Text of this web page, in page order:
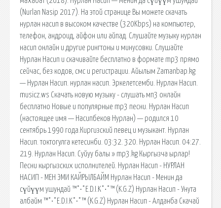
(Nurlan Nasip 2017). На этой странице Вы можете скачать
нурлан насип в высоком качестве (320Kbps) на компьютер,
телефон, андроид, айфон или айпад. Слушайте музыку нурлан
насип онлайн и другие рингтоны и минусовки. Слушайте
Нурлан Насип и скачивайте бесплатно в формате mp3 прямо
сейчас, без кодов, смс и регистрации. Айылым Zamanbap.kg
— Нурлан Насип. нурлан насип. Эркелетсемби. Нурлан Насип.
musicz.ws Скачать новую музыку - слушать мп3 онлайн
бесплатно Новые и популярные mp3 песни. Нурлан Насип
(настоящее имя — Насипбеков Нурлан) — родился 10
сентябрь 1990 года.Киргизский певец и музыкант. Нурлан
Насип. токтогулга кетесинби. 03:32. 320. Нурлан Насип. 04:27.
219. Нурлан Насип. Суйуу балы » mp3.kg Кыргызча ырлар!
Песни кыргызских исполнителей. Нурлан Насип - НУРЛАН
НАСИП - МЕН ЭМИ КАЙРЫЛБАЙМ Нурлан Насип - Менин да
сүйүүм ушундай ™°•°E.D.I.K°•°™ (K.G.Z) Нурлан Насип - Унута
албайм ™°•°E.D.I.K°•°™ (K.G.Z) Нурлан Насип - Алданба Скачай